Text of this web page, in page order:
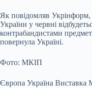
Як повідомляв Укрінформ,
України у червні
контрабандистами
повернула Україні.
Фото: МКІП
Європа Україна Виставка